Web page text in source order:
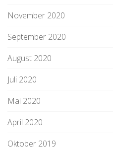
November 2020
September 2020
August 2020
Juli 2020
Mai 2020
April 2020
Oktober 2019